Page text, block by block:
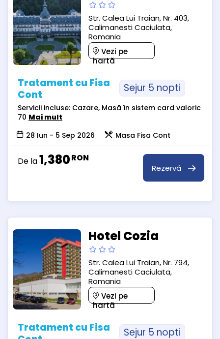
Str. Calea Lui Traian, Nr. 403,
Calimanesti Caciulata,
Romania
Vezi pe
hartă
Tratament cu Fisa
Cont
Sejur 5 nopti
Servicii incluse: Cazare, Masă în sistem card valoric
70 Mai mult
28 Iun - 5 Sep 2026
Masa Fisa Cont
De la1,380RON
Rezervă
Hotel Cozia
Str. Calea Lui Traian, Nr. 794,
Calimanesti Caciulata,
Romania
Vezi pe
hartă
Tratament cu Fisa
Sejur 5 nopti